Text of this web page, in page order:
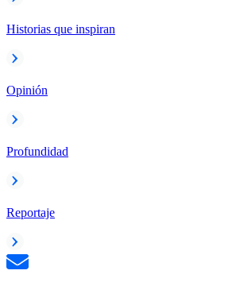
Historias que inspiran
Opinión
Profundidad
Reportaje